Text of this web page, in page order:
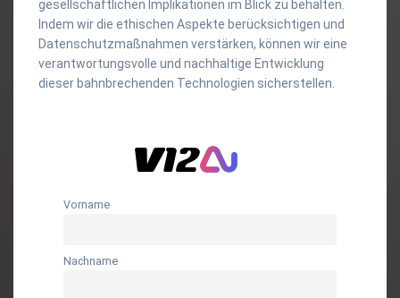
gesellschaftlichen Implikationen im Blick zu behalten.
Indem wir die ethischen Aspekte berücksichtigen und
Datenschutzmaßnahmen verstärken, können wir eine
verantwortungsvolle und nachhaltige Entwicklung
dieser bahnbrechenden Technologien sicherstellen.
Vorname
Nachname